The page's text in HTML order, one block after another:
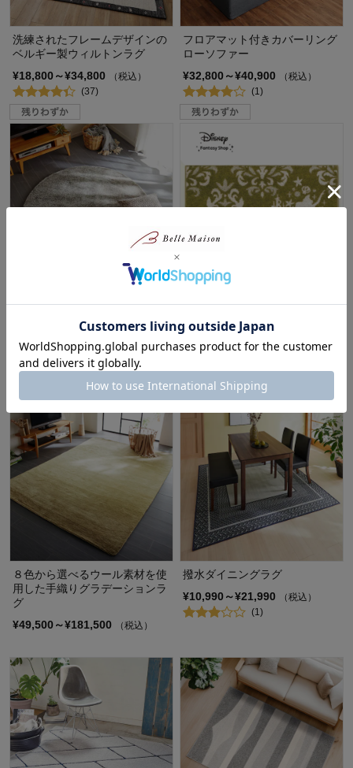
洗練されたフレームデザインの
ベルギー製ウィルトンラグ
¥18,800～¥34,800
（税込）
(37)
フロアマット付きカバーリング
ローソファー
¥32,800～¥40,900
（税込）
(1)
ーシャギーラグ
¥26,800～¥59,800（税込）
(1)
ディズニー/Disney
¥11,000～¥20,900
８色から選べるウール素材を使
用した手織りグラデーションラ
グ
¥49,500～¥181,500
（税込）
撥水ダイニングラグ
¥10,990～¥21,990
（税込）
(1)